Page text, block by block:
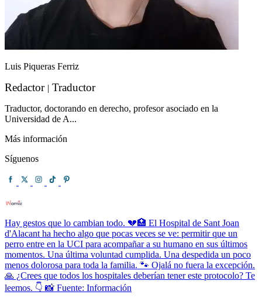
Luis Piqueras Ferriz
Redactor | Traductor
Traductor, doctorando en derecho, profesor asociado en la
Universidad de A...
Más información
Síguenos
Hay gestos que lo cambian todo. 💔🏥 El Hospital de Sant Joan
d'Alacant ha hecho algo que pocas veces se ve: permitir que un
perro entre en la UCI para acompañar a su humano en sus últimos
momentos. Una última voluntad cumplida. Una despedida un poco
menos dolorosa para toda la familia. 🐾 Ojalá no fuera la excepción.
🙏 ¿Crees que todos los hospitales deberían tener este protocolo? Te
leemos. 👇 📸 Fuente: Información